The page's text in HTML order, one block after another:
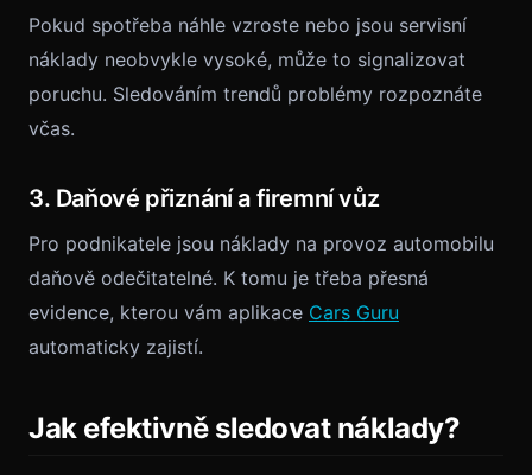
Pokud spotřeba náhle vzroste nebo jsou servisní
náklady neobvykle vysoké, může to signalizovat
poruchu. Sledováním trendů problémy rozpoznáte
včas.
3. Daňové přiznání a firemní vůz
Pro podnikatele jsou náklady na provoz automobilu
daňově odečitatelné. K tomu je třeba přesná
evidence, kterou vám aplikace Cars Guru
automaticky zajistí.
Jak efektivně sledovat náklady?